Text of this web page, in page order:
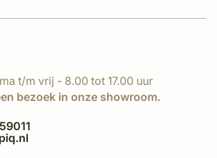
t/m vrij - 8.00 tot 17.00 uur
bezoek in onze showroom.